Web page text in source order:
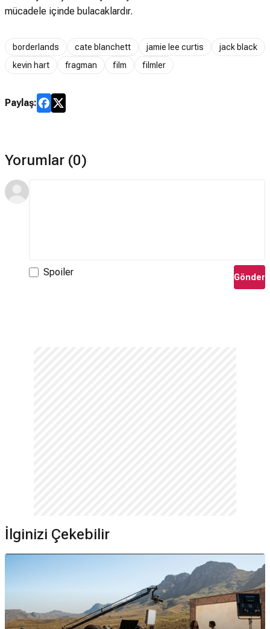
mücadele içinde bulacaklardır.
borderlands cate blanchett jamie lee curtis
jack black
kevin hart
fragman film filmler
Paylaş:
Yorumlar (0)
Spoiler Gönder
İlginizi Çekebilir